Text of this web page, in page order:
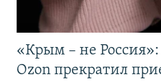
«Крым – не
Ozon прекратил